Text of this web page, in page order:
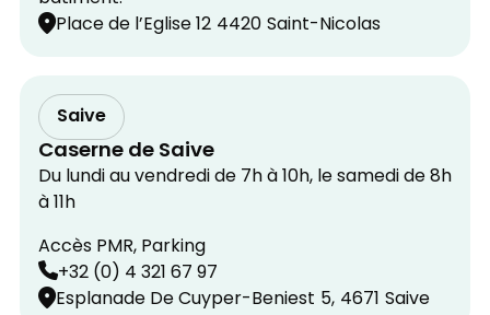
Place de l’Eglise 12 4420 Saint-Nicolas
Saive
Caserne de Saive
Du lundi au vendredi de 7h à 10h, le samedi de 8h
à 11h
Accès PMR, Parking
+32 (0) 4 321 67 97
Esplanade De Cuyper-Beniest 5, 4671 Saive